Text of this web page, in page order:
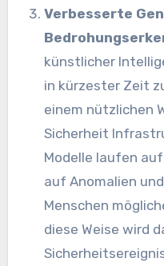
Verbesserte
künstlicher
in kürzester Zeit
einem nützlichen
Sicherheit
Modelle laufen auf
auf Anomalien
Menschen
diese Weise wird